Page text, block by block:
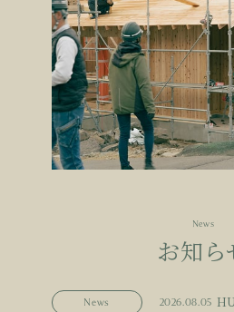
News
お知ら
News 2026.08.05